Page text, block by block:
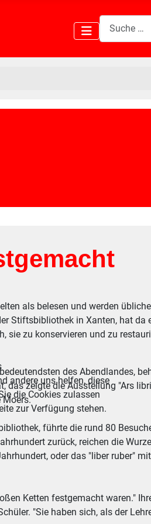
Suchen
als belesen und werden
Stiftsbibliothek in Xanten, hat da
sie zu konservieren und zu
des Abendlandes,
das zeigte die Ausstellung "Ars
Moers.
führte die rund 80
zurück, reichen die
oder das "liber ruber"
Ketten festgemacht waren."
"Sie haben sich, als der
andere uns helfen, diese
die Cookies zulassen
zur Verfügung stehen.